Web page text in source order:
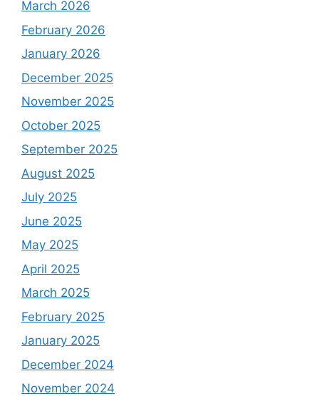
March 2026
February 2026
January 2026
December 2025
November 2025
October 2025
September 2025
August 2025
July 2025
June 2025
May 2025
April 2025
March 2025
February 2025
January 2025
December 2024
November 2024